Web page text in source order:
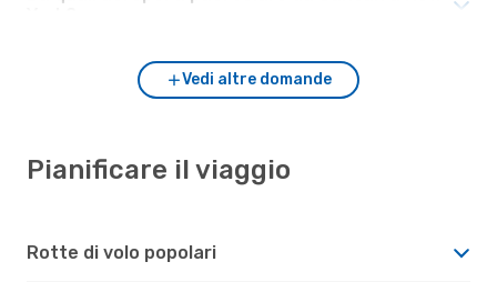
Vedi altre domande
Pianificare il viaggio
Rotte di volo popolari